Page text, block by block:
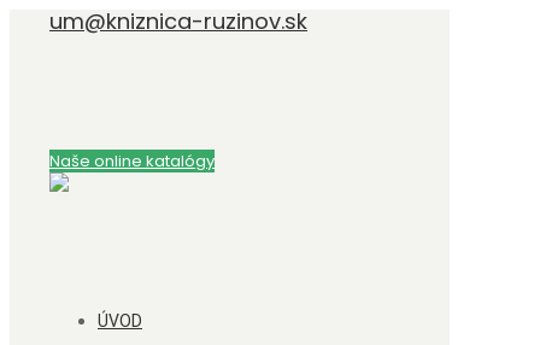
um@kniznica-ruzinov.sk
Naše online katalógy
ÚVOD